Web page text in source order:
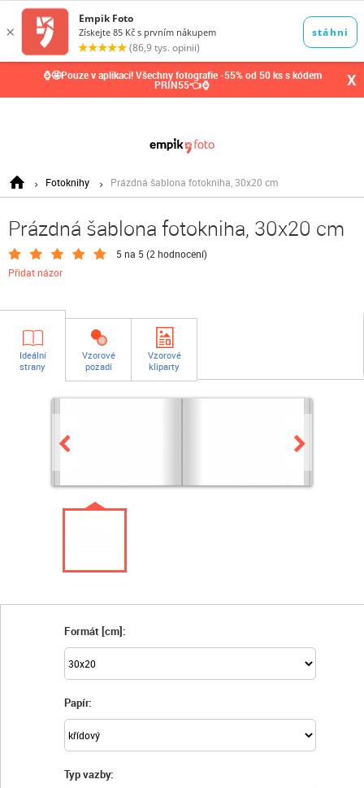
⌚🤩Pouze v aplikaci! Všechny fotografie -55% od 50 ks s kódem
PRIN55👈⌚ X
Fotoknihy Prázdná šablona fotokniha, 30x20 cm
Prázdná šablona fotokniha, 30x20 cm
5 na 5 (2 hodnocení)
Přidat názor
Ideální
strany
Vzorové
pozadí
Vzorové
kliparty
Formát [cm]:
Papír:
Typ vazby: